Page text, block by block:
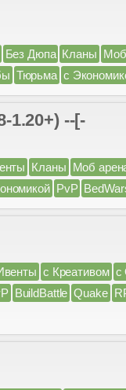
Без Дюпа Кланы
Тюрьма с
1.20+) --[-
Кланы Моб
PvP
с Креативом с
BuildBattle Quake